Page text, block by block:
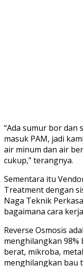
“Ada sumur bor dan
masuk PAM, jadi
air minum dan air
cukup,” terangnya.
Sementara itu
Treatment dengan
Naga Teknik
bagaimana cara
Reverse Osmosis
menghilangkan
berat, mikroba,
menghilangkan bau